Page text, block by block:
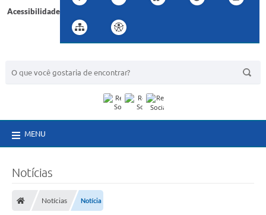
Acessibilidade
MENU
Notícias
Notícias Notícia